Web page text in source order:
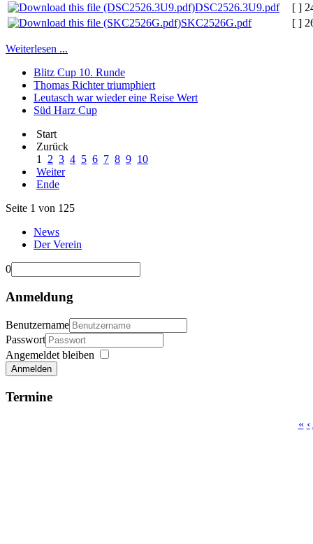
DSC2526.3U9.pdf
[ ]
SKC2526G.pdf
[ ]
Weiterlesen ...
Blitz Cup 10. Runde
Thomas Richter triumphiert
Leutasch war wieder eine Reise Wert
Süd Harz Cup
Start
Zurück
1
2 3 4 5 6 7 8 9 10
Weiter
Ende
Seite 1 von 125
News
Der Verein
0
Anmeldung
Benutzername
Passwort
Angemeldet bleiben
Anmelden
Termine
« ‹